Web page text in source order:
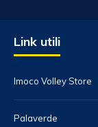
Link utili
Imoco Volley Store
Palaverde